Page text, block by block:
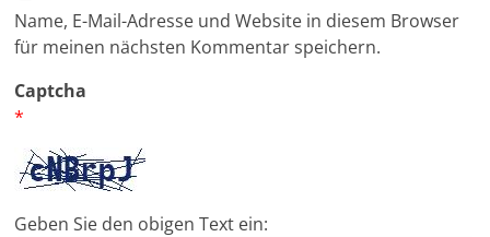
Name, E-Mail-Adresse und Website in diesem Browser
für meinen nächsten Kommentar speichern.
Captcha
*
Geben Sie den obigen Text ein: